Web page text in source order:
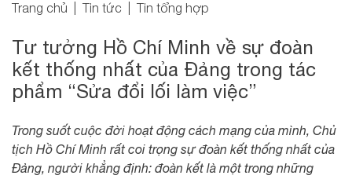
Trang chủ Tin tức Tin tổng hợp
Tư tưởng Hồ Chí Minh về sự đoàn
kết thống nhất của Đảng trong tác
phẩm “Sửa đổi lối làm việc”
Trong suốt cuộc đời hoạt động cách mạng của mình, Chủ
tịch Hồ Chí Minh rất coi trọng sự đoàn kết thống nhất của
Đảng, người khẳng định: đoàn kết là một trong những